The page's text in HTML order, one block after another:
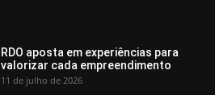
RDO aposta em experiências para
valorizar cada empreendimento
11 de julho de 2026